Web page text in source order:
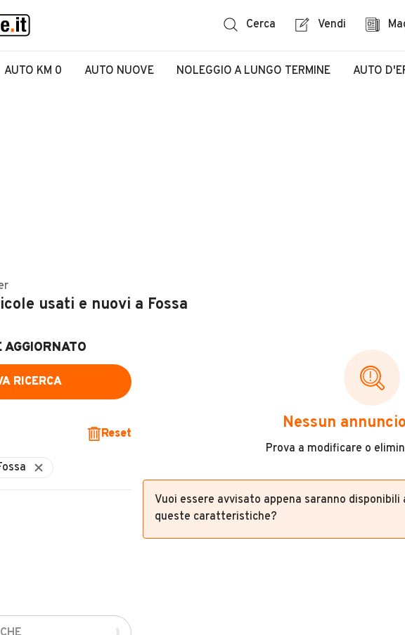
Cerca Vendi
AUTO KM 0 AUTO NUOVE NOLEGGIO A LUNGO TERMINE AUTO
usati e nuovi a Fossa
RICERCA
Reset
Nessun
Prova a modificare o
Vuoi essere avvisato appena saranno disponibili
queste caratteristiche?